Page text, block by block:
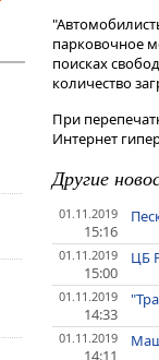
парковочное
поисках
количество
При
Интернет
Другие
01.11.2019
15:16
01.11.2019
15:00
ЦБ
01.11.2019
14:33
01.11.2019
14:11